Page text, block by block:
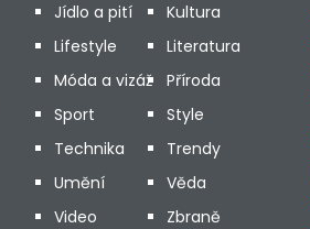
Jídlo a pití
Kultura
Lifestyle
Literatura
Móda a vizáž
Příroda
Sport
Style
Technika
Trendy
Umění
Věda
Video
Zbraně